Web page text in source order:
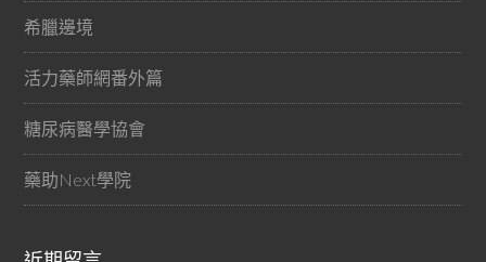
希臘邊境
活力藥師網番外篇
糖尿病醫學協會
藥助Next學院